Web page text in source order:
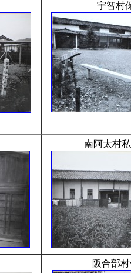
宇智村
南阿太村
阪合部